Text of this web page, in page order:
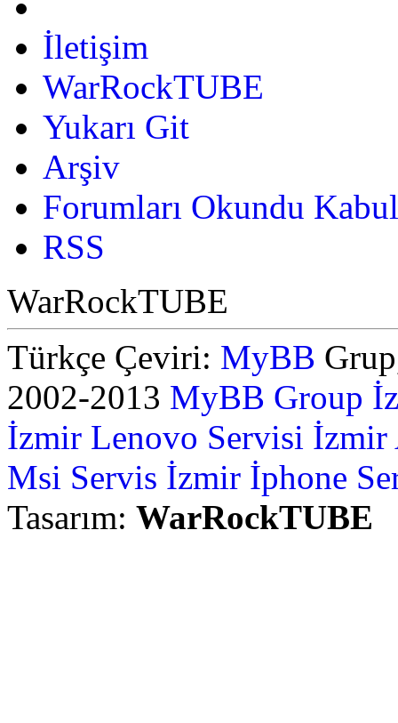
İletişim
WarRockTUBE
Yukarı Git
Arşiv
Forumları Okundu
RSS
WarRockTUBE
Türkçe Çeviri: MyBB
2002-2013 MyBB Group
İzmir Lenovo Servisi İzmir
Msi Servis İzmir İphone
Tasarım: WarRockTUBE